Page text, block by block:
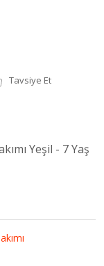
Tavsiye Et
Yeşil - 7 Yaş